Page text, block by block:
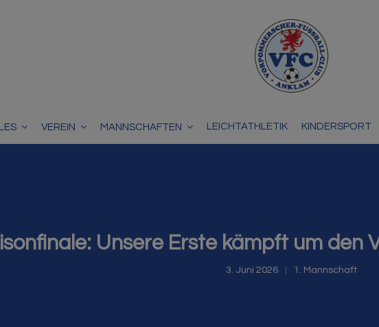
VEREIN MANNSCHAFTEN LEICHTATHLETIK KINDERSPORT
Unsere Erste kämpft um den
3. Juni 2026 1. Mannschaft